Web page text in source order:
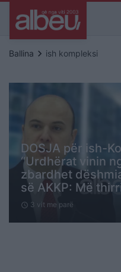
Ballina keyboard_arrow_right ish kompleksi
DOSJA për ish-
“Urdhërat vinin
zbardhet
së AKKP: Më
schedule 3 vit me parë